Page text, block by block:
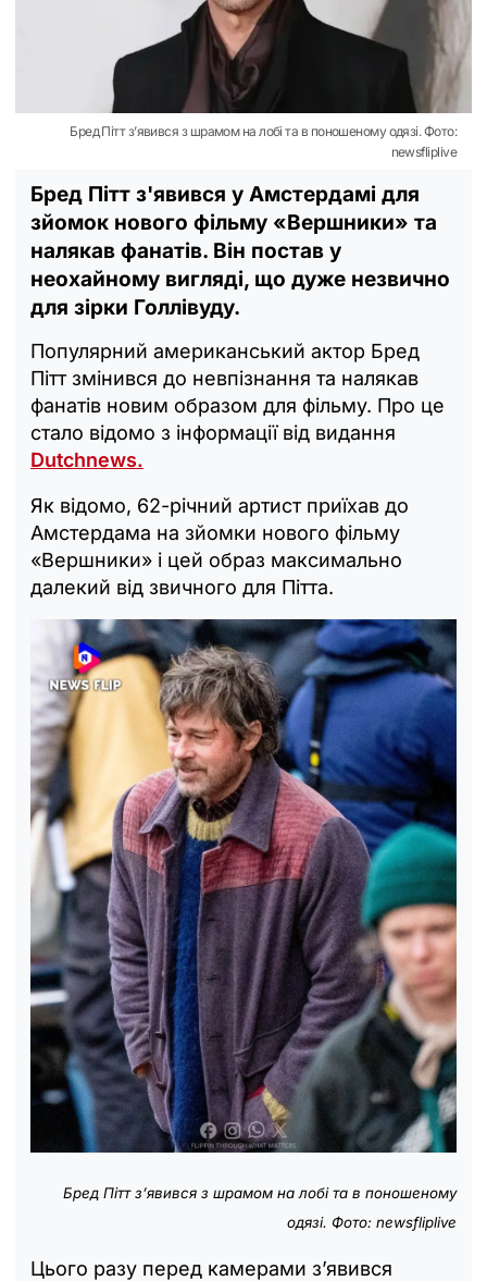
Бред Пітт з’явився з шрамом на лобі та в поношеному одязі. Фото:
newsfliplive
Бред Пітт з'явився у Амстердамі для
зйомок нового фільму «Вершники» та
налякав фанатів. Він постав у
неохайному вигляді, що дуже незвично
для зірки Голлівуду.
Популярний американський актор Бред
Пітт змінився до невпізнання та налякав
фанатів новим образом для фільму. Про це
стало відомо з інформації від видання
Dutchnews.
Як відомо, 62-річний артист приїхав до
Амстердама на зйомки нового фільму
«Вершники» і цей образ максимально
далекий від звичного для Пітта.
Бред Пітт з’явився з шрамом на лобі та в поношеному
одязі. Фото: newsfliplive
Цього разу перед камерами з’явився